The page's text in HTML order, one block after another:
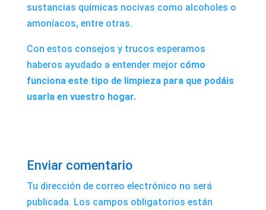
sustancias químicas nocivas como alcoholes o
amoníacos, entre otras.
Con estos consejos y trucos esperamos
haberos ayudado a entender mejor cómo
funciona este tipo de limpieza para que podáis
usarla en vuestro hogar.
Enviar comentario
Tu dirección de correo electrónico no será
publicada. Los campos obligatorios están